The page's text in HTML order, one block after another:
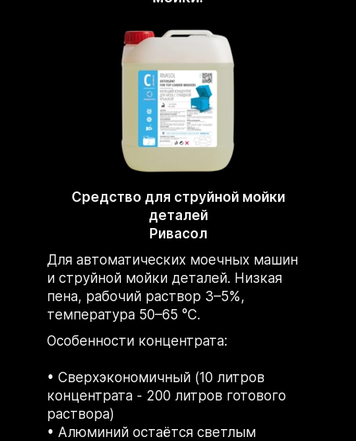
Средство для струйной мойки
деталей
Ривасол
Для автоматических моечных машин
и струйной мойки деталей. Низкая
пена, рабочий раствор 3–5%,
температура 50–65 °C.
Особенности концентрата:
Сверхэкономичный (10 литров
концентрата - 200 литров готового
раствора)
Алюминий остаётся светлым